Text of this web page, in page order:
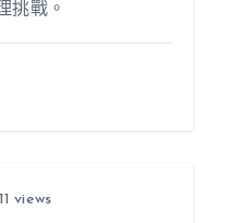
挑戰。
11 views